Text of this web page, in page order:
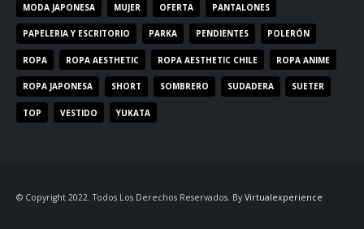
MODA JAPONESA MUJER OFERTA PANTALONES
PAPELERIA Y ESCRITORIO PARKA PENDIENTES POLERÓN
ROPA ROPA AESTHETIC ROPA AESTHETIC CHILE ROPA ANIME
ROPA JAPONESA SHORT SOMBRERO SUDADERA SUETER
TOP VESTIDO YUKATA
© Copyright 2022. Todos Los Derechos Reservados. By Virtualexperience